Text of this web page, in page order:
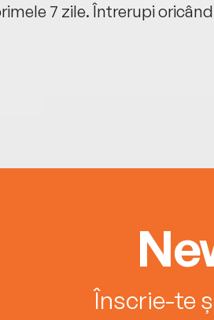
7 zile. Întrerupi
Înscrie-te